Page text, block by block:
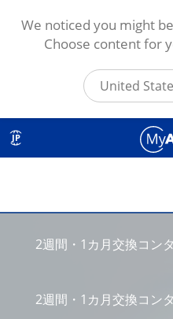
メインコンテンツに移動
JP
2週間・1カ月交換
2週間・1カ月交換コン
2週間・1カ月交換コン
We noticed you might
Choose content for
United